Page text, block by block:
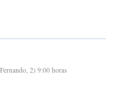
2) 9:00 horas